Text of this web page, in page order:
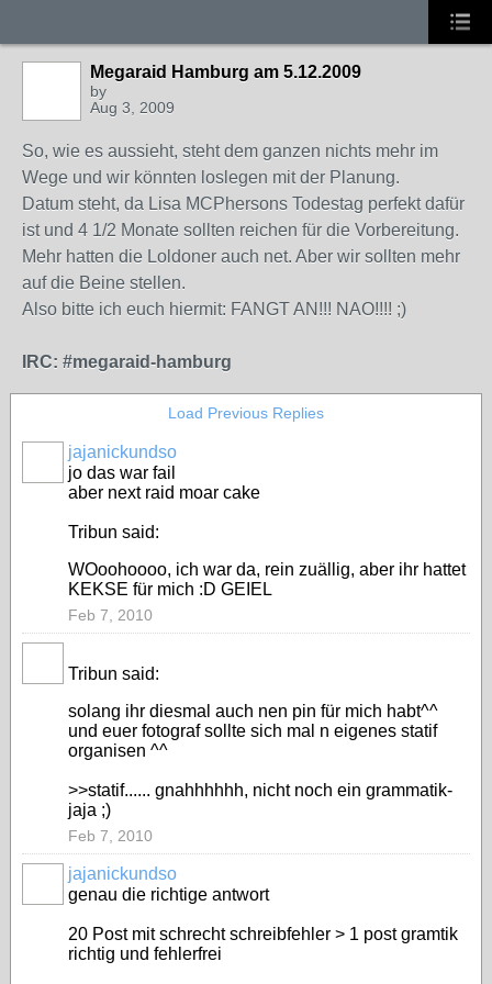
Megaraid Hamburg am 5.12.2009
by
Aug 3, 2009
So, wie es aussieht, steht dem ganzen nichts mehr im
Wege und wir könnten loslegen mit der Planung.
Datum steht, da Lisa MCPhersons Todestag perfekt dafür
ist und 4 1/2 Monate sollten reichen für die Vorbereitung.
Mehr hatten die Loldoner auch net. Aber wir sollten mehr
auf die Beine stellen.
Also bitte ich euch hiermit: FANGT AN!!! NAO!!!! ;)
IRC: #megaraid-hamburg
Load Previous Replies
jajanickundso
jo das war fail
aber next raid moar cake
Tribun said:
WOoohoooo, ich war da, rein zuällig, aber ihr hattet
KEKSE für mich :D GEIEL
Feb 7, 2010
Tribun said:
solang ihr diesmal auch nen pin für mich habt^^
und euer fotograf sollte sich mal n eigenes statif
organisen ^^
>>statif...... gnahhhhhh, nicht noch ein grammatik-
jaja ;)
Feb 7, 2010
jajanickundso
genau die richtige antwort
20 Post mit schrecht schreibfehler > 1 post gramtik
richtig und fehlerfrei